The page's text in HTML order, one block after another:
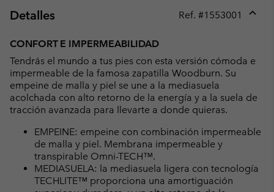
Detalles Ref. #1553001
CONFORT E IMPERMEABILIDAD
Tendrás el mundo a tus pies con esta versión cómoda e
impermeable de la famosa zapatilla Woodburn. Su
empeine de malla y piel se une a la mediasuela
acolchada con alto retorno de la energía y a la suela de
tracción avanzada para llevarte a donde quieras.
EMPEINE: empeine con combinación impermeable
de malla y piel. Membrana impermeable y
transpirable Omni-TECH™.
MEDIASUELA: la mediasuela ligera con tecnología
TECHLITE™ proporciona una amortiguación